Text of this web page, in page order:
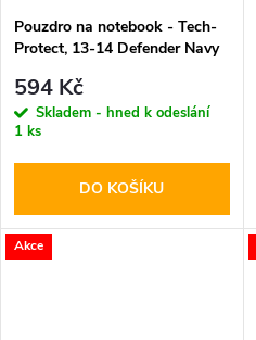
Pouzdro na notebook - Tech-
Protect, 13-14 Defender Navy
594 Kč
Skladem - hned k odeslání
1 ks
DO KOŠÍKU
Akce